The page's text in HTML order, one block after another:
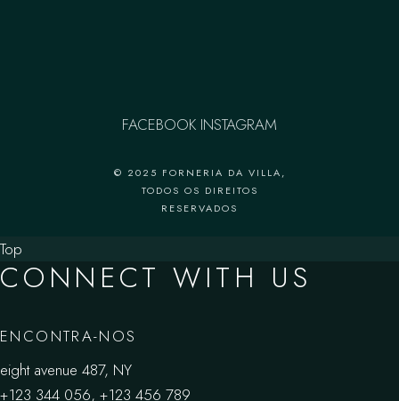
FACEBOOK INSTAGRAM
© 2025 FORNERIA DA VILLA,
TODOS OS DIREITOS
RESERVADOS
Top
CONNECT WITH US
ENCONTRA-NOS
eight avenue 487, NY
+123 344 056, +123 456 789